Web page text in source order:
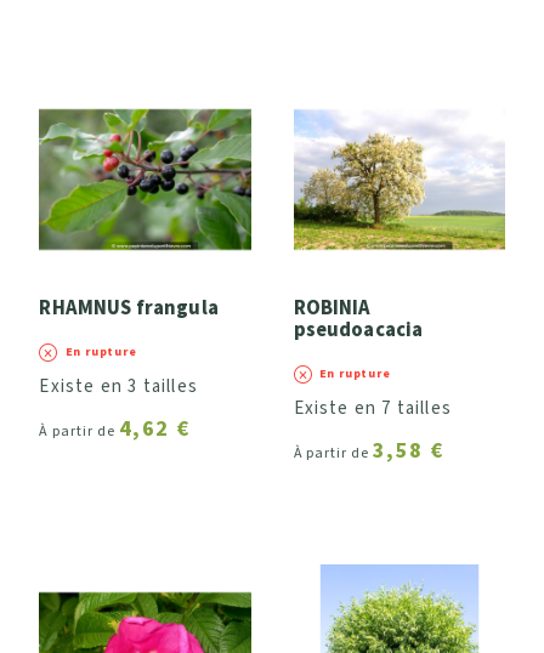
RHAMNUS frangula
En rupture
Existe en 3 tailles
À partir de 4,62 €
ROBINIA
pseudoacacia
En rupture
Existe en 7 tailles
À partir de 3,58 €